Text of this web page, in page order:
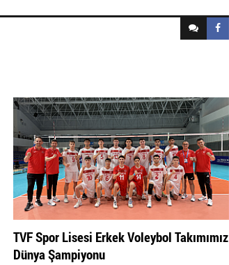
TVF Spor Lisesi Erkek Voleybol Takımımız
Dünya Şampiyonu